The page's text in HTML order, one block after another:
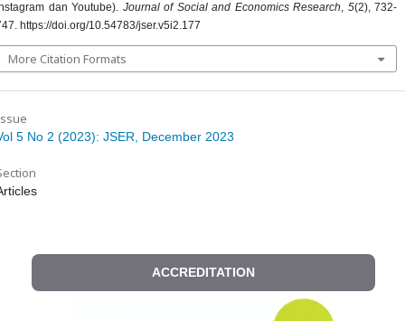
dan Youtube). Journal of Social and Economics Research, 5(2), 732-
https://doi.org/10.54783/jser.v5i2.177
More Citation Formats
5 No 2 (2023): JSER, December 2023
ACCREDITATION